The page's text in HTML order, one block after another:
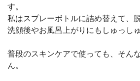
す。
私はスプレーボトルに詰め替えて、
洗顔後やお風呂上がりにもしゅっし
普段のスキンケアで使っても、そん
ん。